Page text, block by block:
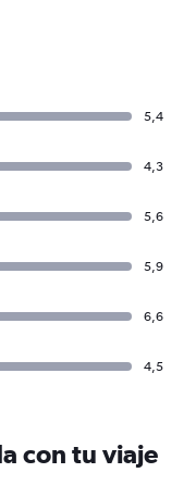
5,4
4,3
5,6
5,9
6,6
4,5
con tu viaje